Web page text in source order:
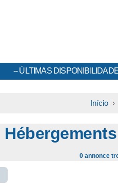
ÚLTIMAS
Início›
0 annonce